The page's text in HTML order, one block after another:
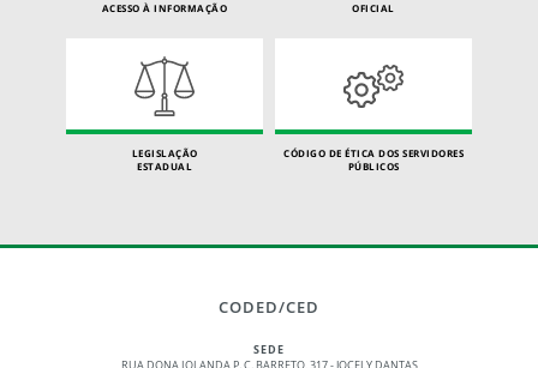
ACESSO À INFORMAÇÃO
OFICIAL
LEGISLAÇÃO
ESTADUAL
CÓDIGO DE ÉTICA DOS SERVIDORES
PÚBLICOS
CODED/CED
SEDE
RUA DONA IOLANDA P. C. BARRETO, 317 - JOCELY DANTAS